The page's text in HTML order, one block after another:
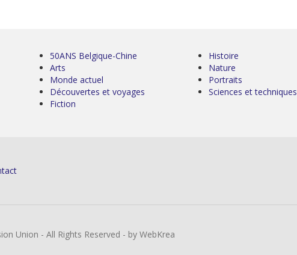
50ANS Belgique-Chine
Arts
Monde actuel
Découvertes et voyages
Fiction
Histoire
Nature
Portraits
Sciences et techniques
Union - All Rights Reserved - by WebKrea